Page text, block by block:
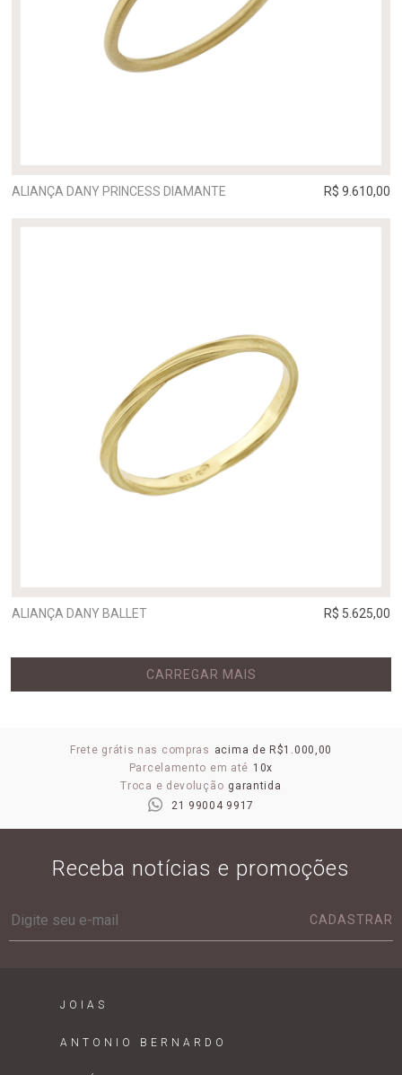
ALIANÇA DANY PRINCESS DIAMANTE R$ 9.610,00
ALIANÇA DANY BALLET R$ 5.625,00
CARREGAR MAIS
Frete grátis nas compras acima de R$1.000,00
Parcelamento em até 10x
Troca e devolução garantida
21 99004 9917
Receba notícias e promoções
CADASTRAR
JOIAS
ANTONIO BERNARDO